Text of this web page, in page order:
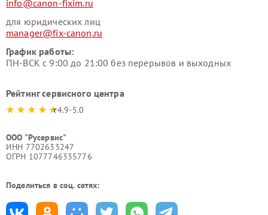
info@canon-fixim.ru
для юридических лиц
manager@fix-canon.ru
График работы:
ПН-ВСК с 9:00 до 21:00 без перерывов и выходных
Рейтинг сервисного центра
4.9-5.0
ООО "Русервис"
ИНН 7702633247
ОГРН 1077746335776
Поделиться в соц. сетях: